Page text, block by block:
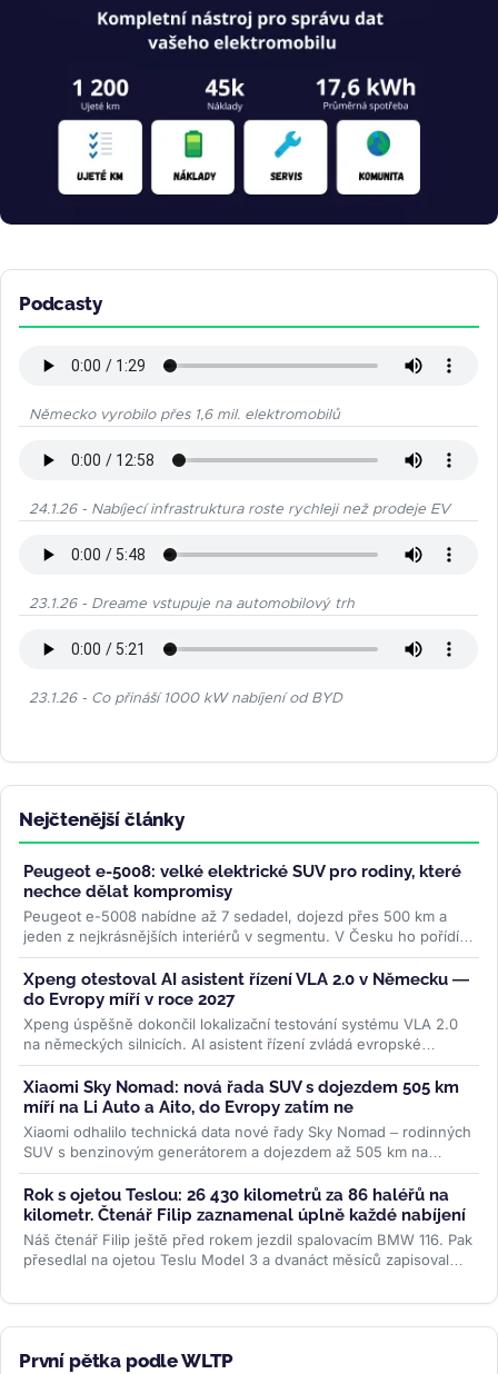
Podcasty
Německo vyrobilo přes 1,6 mil. elektromobilů
24.1.26 - Nabíjecí infrastruktura roste rychleji než prodeje EV
23.1.26 - Dreame vstupuje na automobilový trh
23.1.26 - Co přináší 1000 kW nabíjení od BYD
Nejčtenější články
Peugeot e-5008: velké elektrické SUV pro rodiny, které
nechce dělat kompromisy
Peugeot e-5008 nabídne až 7 sedadel, dojezd přes 500 km a
jeden z nejkrásnějších interiérů v segmentu. V Česku ho pořídíte
od 1,2...>>
Xpeng otestoval AI asistent řízení VLA 2.0 v Německu —
do Evropy míří v roce 2027
Xpeng úspěšně dokončil lokalizační testování systému VLA 2.0
na německých silnicích. AI asistent řízení zvládá evropské
dopravní...>>
Xiaomi Sky Nomad: nová řada SUV s dojezdem 505 km
míří na Li Auto a Aito, do Evropy zatím ne
Xiaomi odhalilo technická data nové řady Sky Nomad – rodinných
SUV s benzinovým generátorem a dojezdem až 505 km na
baterii. Do Evropy ale...>>
Rok s ojetou Teslou: 26 430 kilometrů za 86 haléřů na
kilometr. Čtenář Filip zaznamenal úplně každé nabíjení
Náš čtenář Filip ještě před rokem jezdil spalovacím BMW 116. Pak
přesedlal na ojetou Teslu Model 3 a dvanáct měsíců zapisoval
První pětka podle WLTP